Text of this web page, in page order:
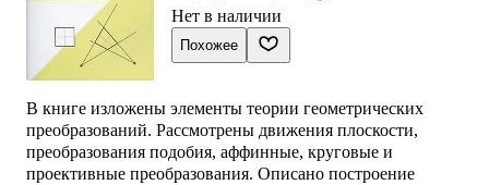
Нет в наличии
Похожее
В книге изложены элементы теории геометрических
преобразований. Рассмотрены движения плоскости,
преобразования подобия, аффинные, круговые и
проективные преобразования. Описано построение